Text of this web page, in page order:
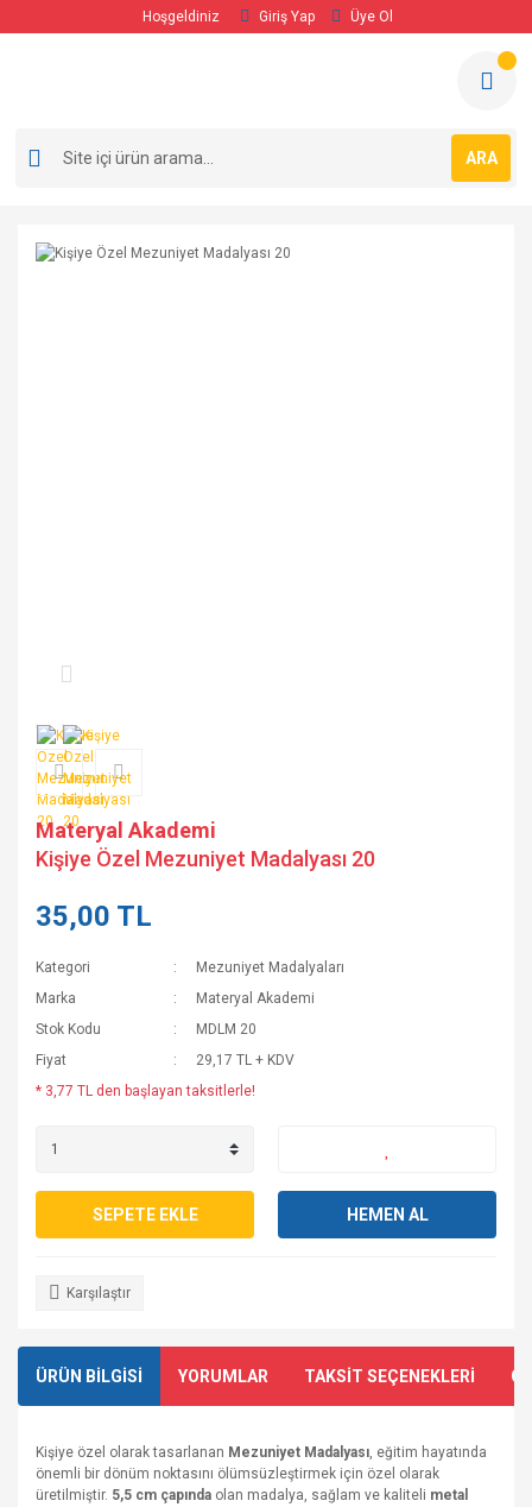
Hoşgeldiniz Giriş Yap Üye Ol
ARA
Materyal Akademi
Kişiye Özel Mezuniyet Madalyası 20
35,00 TL
Kategori
Mezuniyet Madalyaları
Marka
Materyal Akademi
Stok Kodu
MDLM 20
Fiyat
29,17 TL + KDV
* 3,77 TL den başlayan taksitlerle!
SEPETE EKLE HEMEN AL
Karşılaştır
ÜRÜN BİLGİSİ YORUMLAR TAKSİT SEÇENEKLERİ
Kişiye özel olarak tasarlanan Mezuniyet Madalyası, eğitim hayatında
önemli bir dönüm noktasını ölümsüzleştirmek için özel olarak
üretilmiştir. 5,5 cm çapında olan madalya, sağlam ve kaliteli metal